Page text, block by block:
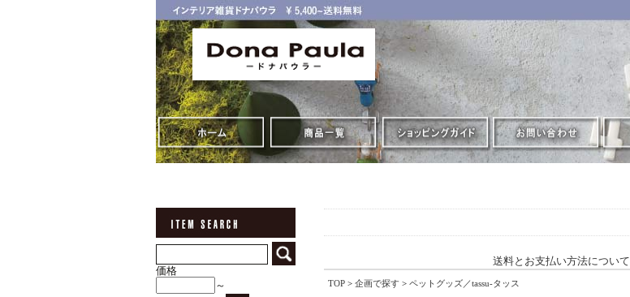
価格
～
送料とお支払い方法について
TOP > 企画で探す > ペットグッズ／tassu-タッス